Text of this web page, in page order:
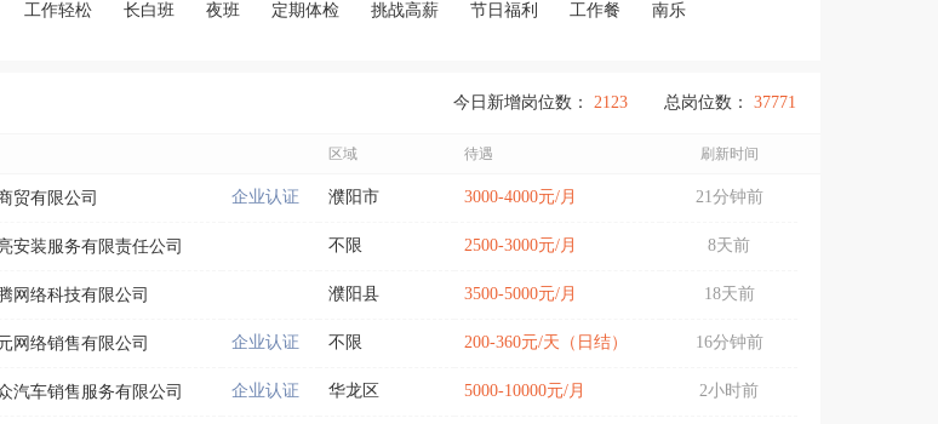
工作轻松 长白班 夜班 定期体检 挑战高薪 节日福利 工作餐 南乐
总岗位数： 37771
今日新增岗位数： 2123
区域 待遇 刷新时间
贸有限公司 企业认证 濮阳市 3000-4000元/月 21分钟前
安装服务有限责任公司 不限 2500-3000元/月 8天前
网络科技有限公司 濮阳县 3500-5000元/月 18天前
网络销售有限公司 企业认证 不限 200-360元/天（日结） 16分钟前
汽车销售服务有限公司 企业认证 华龙区 5000-10000元/月 2小时前